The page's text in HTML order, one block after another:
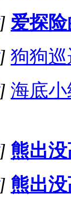
爱探
狗狗
海底
熊出
熊出